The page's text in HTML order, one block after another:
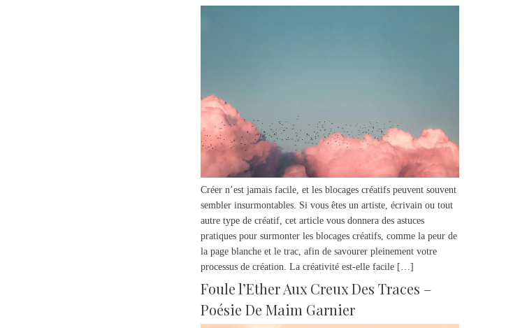
Créer n’est jamais facile, et les blocages créatifs peuvent souvent
sembler insurmontables. Si vous êtes un artiste, écrivain ou tout
autre type de créatif, cet article vous donnera des astuces
pratiques pour surmonter les blocages créatifs, comme la peur de
la page blanche et le trac, afin de savourer pleinement votre
processus de création. La créativité est-elle facile […]
Foule l’Ether Aux Creux Des Traces –
Poésie De Maim Garnier